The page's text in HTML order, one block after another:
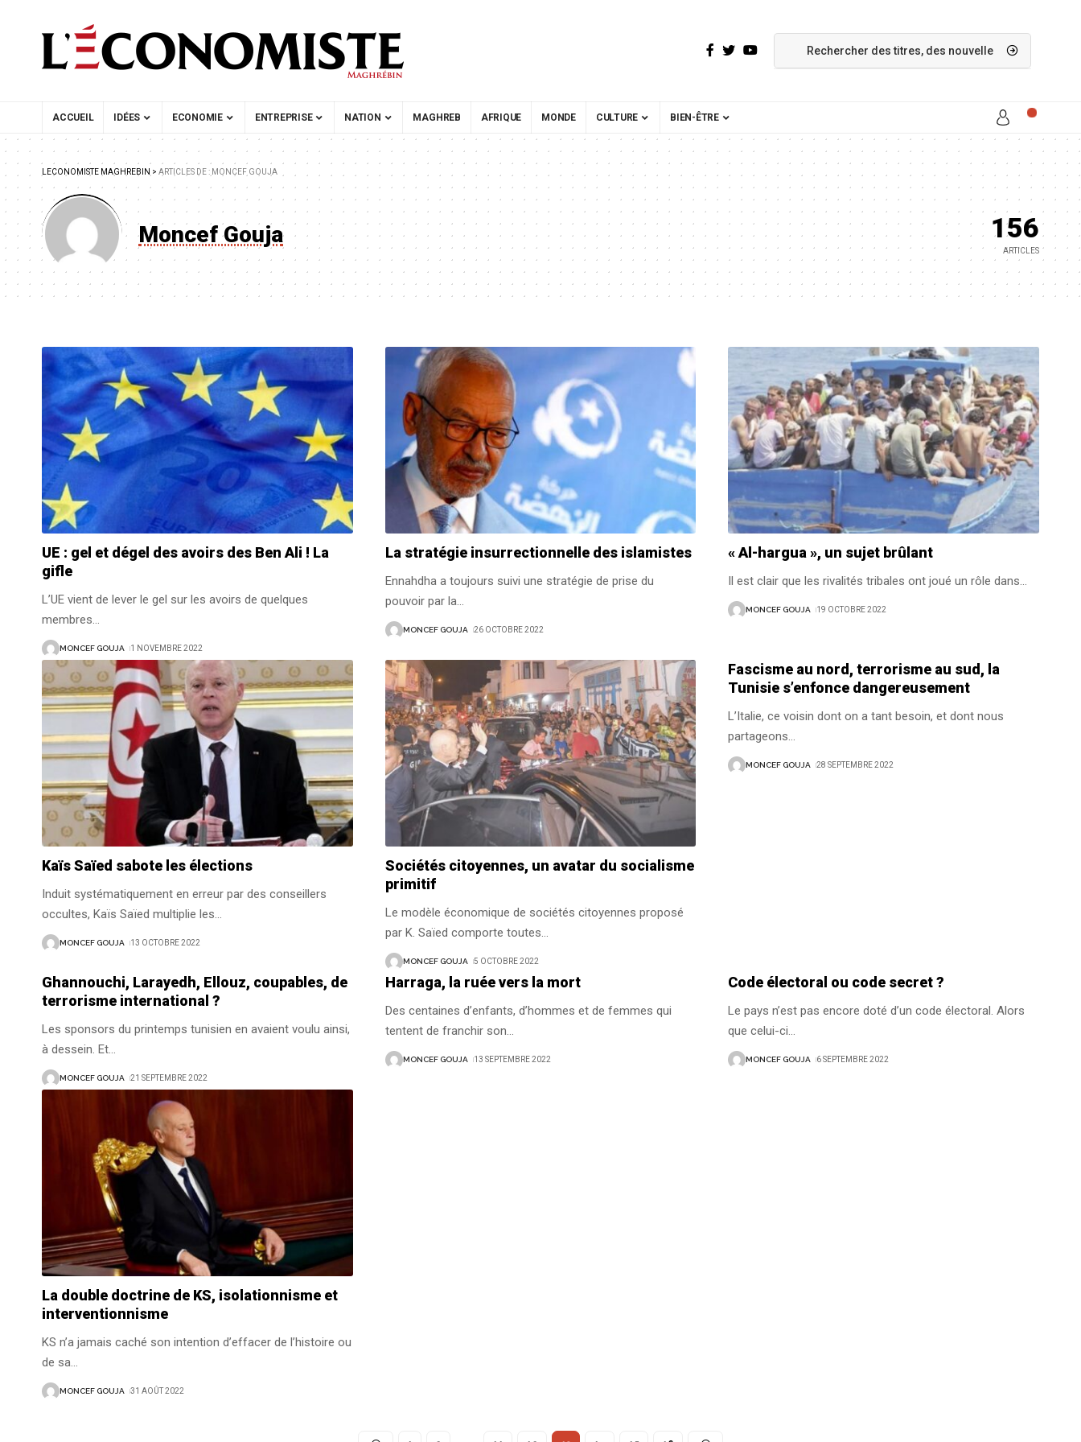
ACCUEIL IDÉES ECONOMIE ENTREPRISE NATION MAGHREB AFRIQUE MONDE CULTURE BIEN-ÊTRE
LECONOMISTE MAGHREBIN > ARTICLES DE : MONCEF GOUJA
Moncef Gouja 156
ARTICLES
UE : gel et dégel des avoirs des Ben Ali ! La
gifle
L’UE vient de lever le gel sur les avoirs de quelques
membres…
MONCEF GOUJA 1 NOVEMBRE 2022
La stratégie insurrectionnelle des islamistes
Ennahdha a toujours suivi une stratégie de prise du
pouvoir par la…
MONCEF GOUJA 26 OCTOBRE 2022
« Al-hargua », un sujet brûlant
Il est clair que les rivalités tribales ont joué un rôle dans…
MONCEF GOUJA 19 OCTOBRE 2022
Kaïs Saïed sabote les élections
Induit systématiquement en erreur par des conseillers
occultes, Kaïs Saïed multiplie les…
MONCEF GOUJA 13 OCTOBRE 2022
Sociétés citoyennes, un avatar du socialisme
primitif
Le modèle économique de sociétés citoyennes proposé
par K. Saïed comporte toutes…
MONCEF GOUJA 5 OCTOBRE 2022
Fascisme au nord, terrorisme au sud, la
Tunisie s’enfonce dangereusement
L’Italie, ce voisin dont on a tant besoin, et dont nous
partageons…
MONCEF GOUJA 28 SEPTEMBRE 2022
Ghannouchi, Larayedh, Ellouz, coupables, de
terrorisme international ?
Les sponsors du printemps tunisien en avaient voulu ainsi,
à dessein. Et…
MONCEF GOUJA 21 SEPTEMBRE 2022
Harraga, la ruée vers la mort
Des centaines d’enfants, d’hommes et de femmes qui
tentent de franchir son…
MONCEF GOUJA 13 SEPTEMBRE 2022
Code électoral ou code secret ?
Le pays n’est pas encore doté d’un code électoral. Alors
que celui-ci…
MONCEF GOUJA 6 SEPTEMBRE 2022
La double doctrine de KS, isolationnisme et
interventionnisme
KS n’a jamais caché son intention d’effacer de l’histoire ou
de sa…
MONCEF GOUJA 31 AOÛT 2022